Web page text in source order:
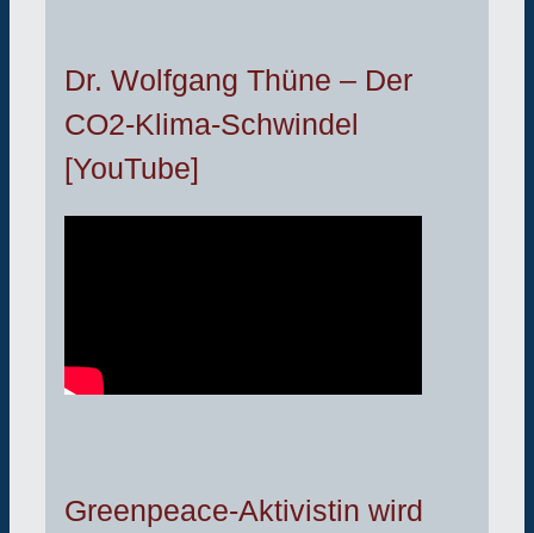
Dr. Wolfgang Thüne – Der
CO2-Klima-Schwindel
[YouTube]
Greenpeace-Aktivistin wird